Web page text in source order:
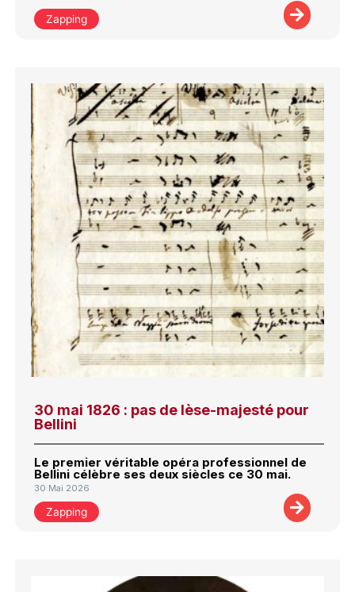
Zapping
30 mai 1826 : pas de lèse-majesté pour
Bellini
Le premier véritable opéra professionnel de
Bellini célèbre ses deux siècles ce 30 mai.
30 Mai 2026
Zapping